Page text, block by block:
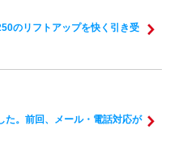
のリフトアップを快く引き受
た。前回、メール・電話対応が